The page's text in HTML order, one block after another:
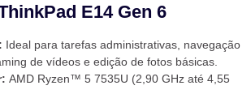
E14 Gen 6
Ideal para tarefas administrativas, navegação
de vídeos e edição de fotos básicas.
AMD Ryzen™ 5 7535U (2,90 GHz até 4,55